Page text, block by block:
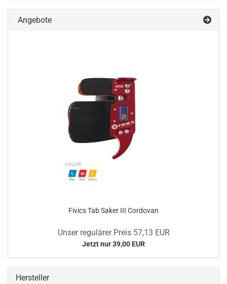
Angebote
Fivics Tab Saker III Cordovan
Unser regulärer Preis 57,13 EUR
Jetzt nur 39,00 EUR
Hersteller